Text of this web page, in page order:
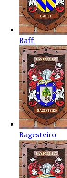
Baffi
Bagesteiro